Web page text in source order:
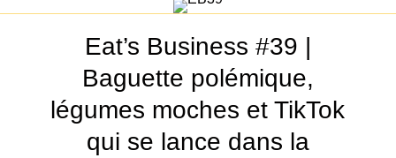
Eat’s Business #39 |
Baguette polémique,
légumes moches et TikTok
qui se lance dans la